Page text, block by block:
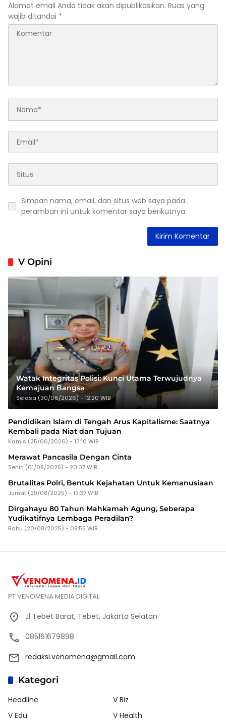
Alamat email Anda tidak akan dipublikasikan. Ruas yang
wajib ditandai *
Simpan nama, email, dan situs web saya pada
peramban ini untuk komentar saya berikutnya.
V Opini
Watak Integritas Polisi: Kunci Utama Terwujudnya
Kemajuan Bangsa
Selasa (30/06/2026) - 12:20 WIB
Pendidikan Islam di Tengah Arus Kapitalisme: Saatnya
Kembali pada Niat dan Tujuan
Kamis (25/06/2026) - 13:10 WIB
Merawat Pancasila Dengan Cinta
Senin (01/09/2025) - 20:07 WIB
Brutalitas Polri, Bentuk Kejahatan Untuk Kemanusiaan
Jumat (29/08/2025) - 13:37 WIB
Dirgahayu 80 Tahun Mahkamah Agung, Seberapa
Yudikatifnya Lembaga Peradilan?
Rabu (20/08/2025) - 09:55 WIB
PT VENOMENA MEDIA DIGITAL
Jl Tebet Barat, Tebet, Jakarta Selatan
085161679898
redaksi.venomena@gmail.com
Kategori
Headline
V Biz
V Edu
V Health